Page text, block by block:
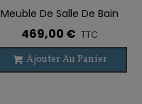
Meuble De Salle De Bain
Sur Pieds BOX 3 Tiroirs
Faible Profondeur Avec
Lavabo
469,00 € TTC
Ajouter Au Panier